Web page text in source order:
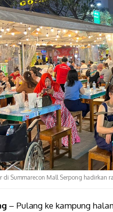
di Summarecon Mall Serpong hadirkan
– Pulang ke kampung